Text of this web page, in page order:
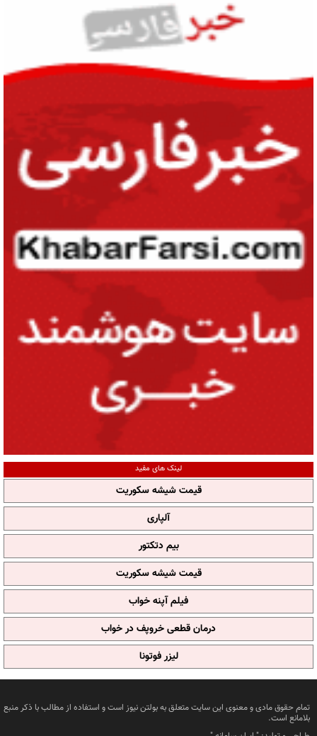
لینک های مفید
قیمت شیشه سکوریت
آلپاری
بیم دتکتور
قیمت شیشه سکوریت
فیلم آپنه خواب
درمان قطعی خروپف در خواب
لیزر فوتونا
تمام حقوق مادی و معنوی این سایت متعلق به بولتن نیوز است و استفاده از مطالب با ذکر منبع
بلامانع است.